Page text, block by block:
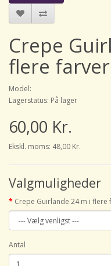
Crepe
flere farver
Model:
Lagerstatus: På lager
60,00 Kr.
Ekskl. moms: 48,00 Kr.
Valgmuligheder
Crepe Guirlande 24 m i flere
Antal